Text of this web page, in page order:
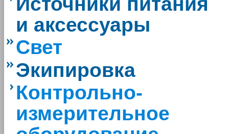
и аксессуары
Свет
Экипировка
Контрольно-
измерительное